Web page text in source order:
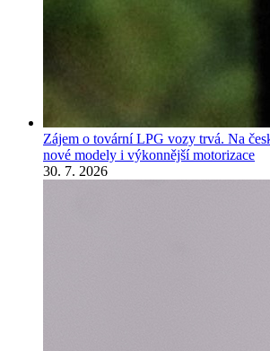
Zájem o tovární LPG vozy trvá. Na
nové modely i výkonnější motorizace
30. 7. 2026